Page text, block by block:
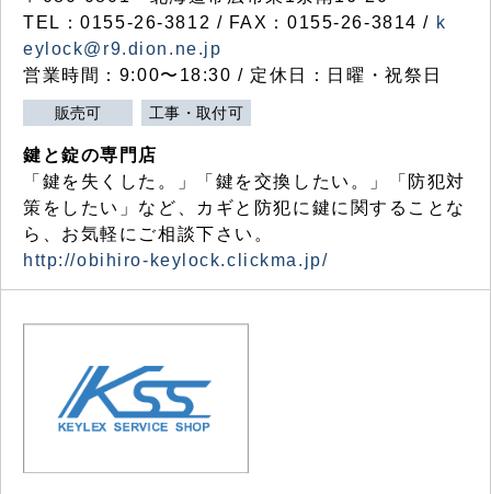
TEL：0155-26-3812 / FAX：0155-26-3814 / k
eylock@r9.dion.ne.jp
営業時間：9:00〜18:30 / 定休日：日曜・祝祭日
販売可 工事・取付可
鍵と錠の専門店
「鍵を失くした。」「鍵を交換したい。」「防犯対
策をしたい」など、カギと防犯に鍵に関することな
ら、お気軽にご相談下さい。
http://obihiro-keylock.clickma.jp/